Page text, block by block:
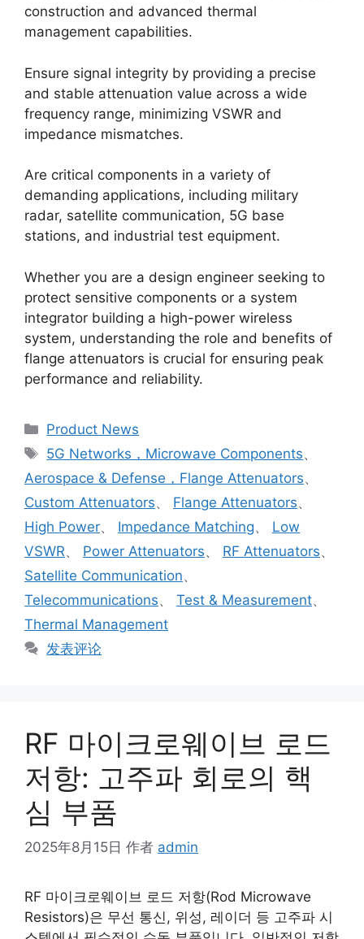
construction and advanced thermal
management capabilities.
Ensure signal integrity by providing a precise
and stable attenuation value across a wide
frequency range, minimizing VSWR and
impedance mismatches.
Are critical components in a variety of
demanding applications, including military
radar, satellite communication, 5G base
stations, and industrial test equipment.
Whether you are a design engineer seeking to
protect sensitive components or a system
integrator building a high-power wireless
system, understanding the role and benefits of
flange attenuators is crucial for ensuring peak
performance and reliability.
Product News
5G Networks，Microwave Components、
Aerospace & Defense，Flange Attenuators、
Custom Attenuators、 Flange Attenuators、
High Power、 Impedance Matching、 Low
VSWR、 Power Attenuators、 RF Attenuators、
Satellite Communication、
Telecommunications、 Test & Measurement、
Thermal Management
发表评论
RF 마이크로웨이브 로드
저항: 고주파 회로의 핵
심 부품
2025年8月15日 作者 admin
RF 마이크로웨이브 로드 저항(Rod Microwave
Resistors)은 무선 통신, 위성, 레이더 등 고주파 시